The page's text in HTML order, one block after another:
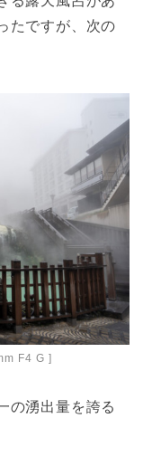
たですが、次の
F4 G ]
の湧出量を誇る